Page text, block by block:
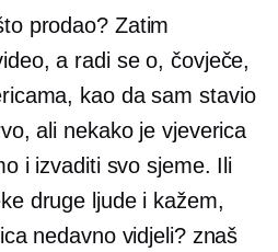
prodao? Zatim
a radi se o, čovječe,
kao da sam stavio
ali nekako je vjeverica
i izvaditi svo sjeme. Ili
druge ljude i kažem,
nedavno vidjeli? znaš